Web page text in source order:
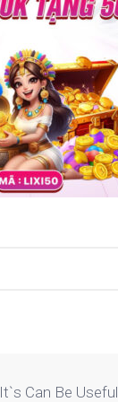
It`s Can Be Useful